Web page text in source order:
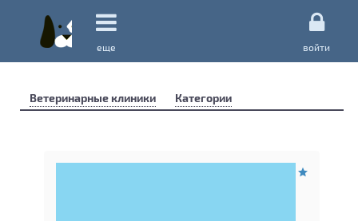
еще войти
Ветеринарные клиники Категории